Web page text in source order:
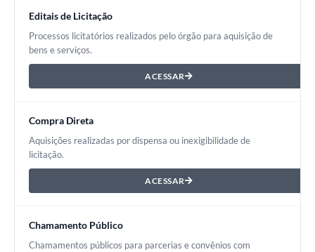
Editais de Licitação
Processos licitatórios realizados pelo órgão para aquisição de
bens e serviços.
ACESSAR
Compra Direta
Aquisições realizadas por dispensa ou inexigibilidade de
licitação.
ACESSAR
Chamamento Público
Chamamentos públicos para parcerias e convênios com